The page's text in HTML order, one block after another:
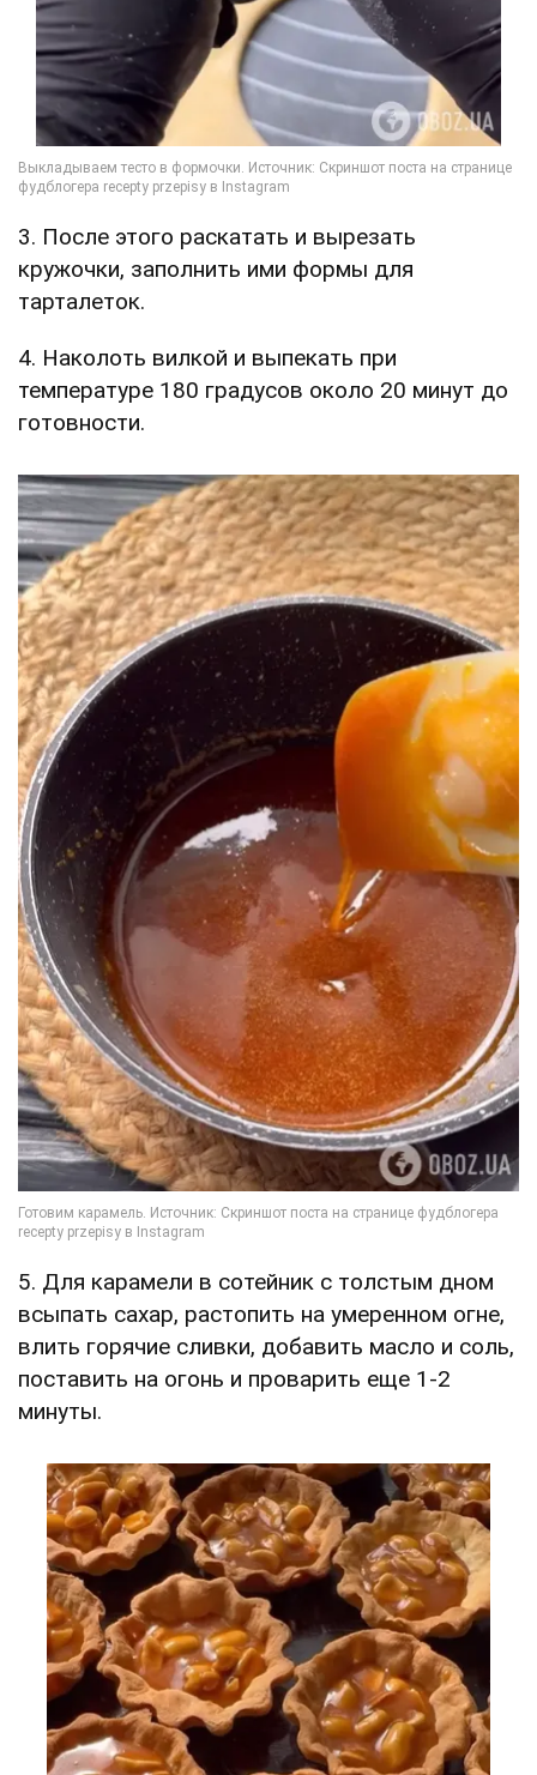
3. После этого раскатать и вырезать
кружочки, заполнить ими формы для
тарталеток.
4. Наколоть вилкой и выпекать при
температуре 180 градусов около 20 минут до
готовности.
5. Для карамели в сотейник с толстым дном
всыпать сахар, растопить на умеренном огне,
влить горячие сливки, добавить масло и соль,
поставить на огонь и проварить еще 1-2
минуты.